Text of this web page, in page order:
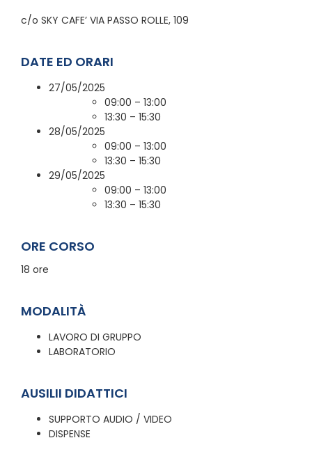
c/o SKY CAFE’ VIA PASSO ROLLE, 109
DATE ED ORARI
27/05/2025
09:00 – 13:00
13:30 – 15:30
28/05/2025
09:00 – 13:00
13:30 – 15:30
29/05/2025
09:00 – 13:00
13:30 – 15:30
ORE CORSO
18 ore
MODALITÀ
LAVORO DI GRUPPO
LABORATORIO
AUSILII DIDATTICI
SUPPORTO AUDIO / VIDEO
DISPENSE